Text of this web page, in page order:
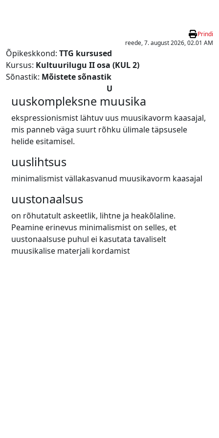
Prindi
reede, 7. august 2026, 02.01 AM
Õpikeskkond: TTG kursused
Kursus: Kultuurilugu II osa (KUL 2)
Sõnastik: Mõistete sõnastik
U
uuskompleksne muusika
ekspressionismist lähtuv uus muusikavorm kaasajal,
mis panneb väga suurt rõhku ülimale täpsusele
helide esitamisel.
uuslihtsus
minimalismist vällakasvanud muusikavorm kaasajal
uustonaalsus
on rõhutatult askeetlik, lihtne ja heakõlaline.
Peamine erinevus minimalismist on selles, et
uustonaalsuse puhul ei kasutata tavaliselt
muusikalise materjali kordamist